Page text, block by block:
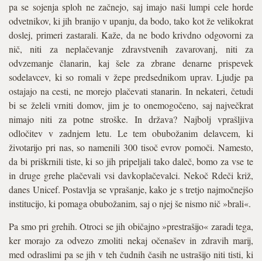
pa se sojenja sploh ne začnejo, saj imajo naši lumpi cele horde
odvetnikov, ki jih branijo v upanju, da bodo, tako kot že velikokrat
doslej, primeri zastarali. Kaže, da ne bodo krivdno odgovorni za
nič, niti za neplačevanje zdravstvenih zavarovanj, niti za
odvzemanje članarin, kaj šele za zbrane denarne prispevek
sodelavcev, ki so romali v žepe predsednikom uprav. Ljudje pa
ostajajo na cesti, ne morejo plačevati stanarin. In nekateri, četudi
bi se želeli vrniti domov, jim je to onemogočeno, saj največkrat
nimajo niti za potne stroške. In država? Najbolj vprašljiva
odločitev v zadnjem letu. Le tem obubožanim delavcem, ki
životarijo pri nas, so namenili 300 tisoč evrov pomoči. Namesto,
da bi priškrnili tiste, ki so jih pripeljali tako daleč, bomo za vse te
in druge grehe plačevali vsi davkoplačevalci. Nekoč Rdeči križ,
danes Unicef. Postavlja se vprašanje, kako je s tretjo najmočnejšo
institucijo, ki pomaga obubožanim, saj o njej še nismo nič »brali«.
Pa smo pri grehih. Otroci se jih običajno »prestrašijo« zaradi tega,
ker morajo za odvezo zmoliti nekaj očenašev in zdravih marij,
med odraslimi pa se jih v teh čudnih časih ne ustrašijo niti tisti, ki